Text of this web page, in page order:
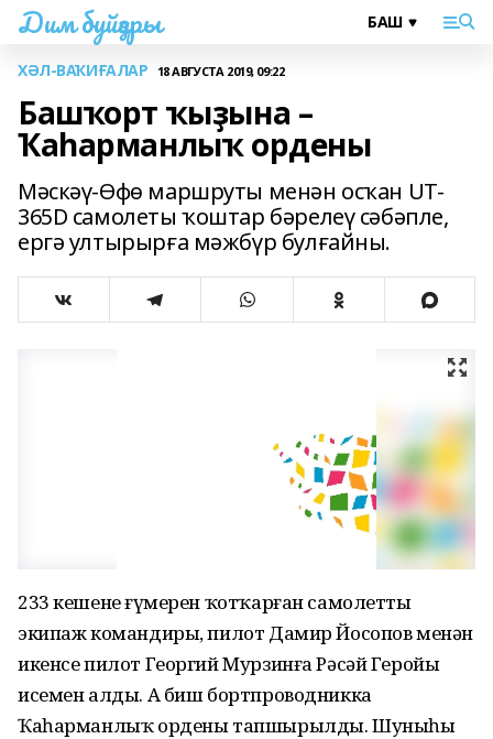
Дим буйҙары
ХӘЛ-ВАҠИҒАЛАР 18 АВГУСТА 2019, 09:22
Башҡорт ҡыҙына –
Ҡаһарманлыҡ ордены
Мәскәү-Өфө маршруты менән осҡан UT-
365D самолеты ҡоштар бәрелеү сәбәпле,
ергә ултырырға мәжбүр булғайны.
233 кешенең ғүмерен ҡотҡарған самолеттың
экипаж командиры, пилот Дамир Йосопов менән
икенсе пилот Георгий Мурзинға Рәсәй Геройы
исемен алды. А биш бортпроводникка
Ҡаһарманлыҡ ордены тапшырылды. Шуныһы